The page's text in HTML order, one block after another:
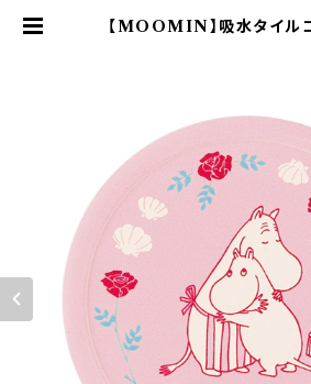
【MOOMIN】吸水タイル